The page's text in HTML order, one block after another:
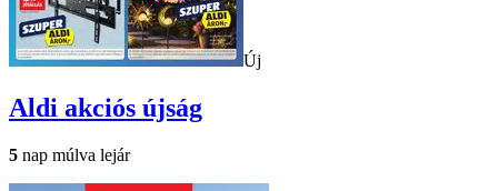
Új
Aldi akciós újság
5 nap múlva lejár